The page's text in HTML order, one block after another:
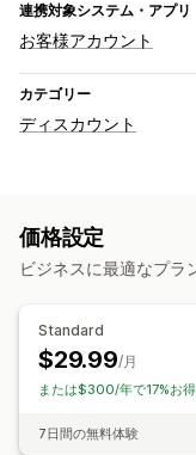
連携対象システム・アプリ
お客様アカウント
カテゴリー
ディスカウント
ディスカウント管理
価格設定
ビジネスに最適なプラ
Standard
$29.99/月
または$300/年で17%お得
7日間の無料体験